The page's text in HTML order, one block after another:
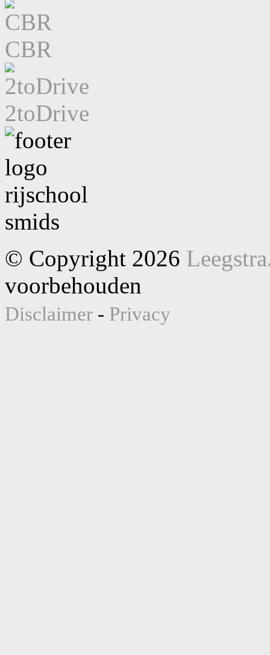
CBR
2toDrive
© Copyright 2026
voorbehouden
Disclaimer - Privacy